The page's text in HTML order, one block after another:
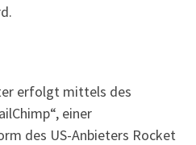
erfolgt mittels des
einer
des US-Anbieters Rocket